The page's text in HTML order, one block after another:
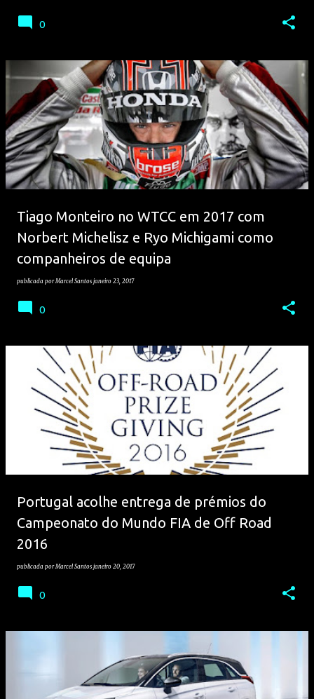
0
Tiago Monteiro no WTCC em 2017 com
Norbert Michelisz e Ryo Michigami como
companheiros de equipa
publicada porMarcel Santos janeiro 23, 2017
0
Portugal acolhe entrega de prémios do
Campeonato do Mundo FIA de Off Road
2016
publicada porMarcel Santos janeiro 20, 2017
0